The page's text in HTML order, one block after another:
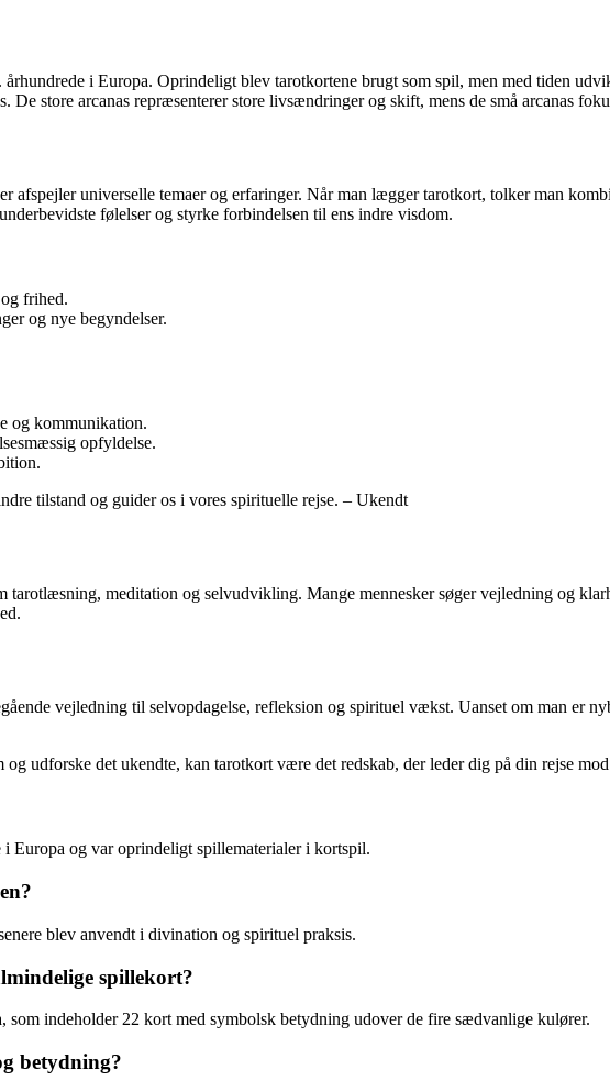
århundrede i Europa. Oprindeligt blev tarotkortene brugt som spil, men med tiden
De store arcanas repræsenterer store livsændringer og skift, mens de små arcanas
afspejler universelle temaer og erfaringer. Når man lægger tarotkort, tolker man
følelser og styrke forbindelsen til ens indre visdom.
frihed.
og nye begyndelser.
og kommunikation.
opfyldelse.
tilstand og guider os i vores spirituelle rejse. – Ukendt
tarotlæsning, meditation og selvudvikling. Mange mennesker søger vejledning og
vejledning til selvopdagelse, refleksion og spirituel vækst. Uanset om man er
udforske det ukendte, kan tarotkort være det redskab, der leder dig på din rejse
i Europa og var oprindeligt spillematerialer i kortspil.
blev anvendt i divination og spirituel praksis.
spillekort?
som indeholder 22 kort med symbolsk betydning udover de fire sædvanlige kulører.
betydning?